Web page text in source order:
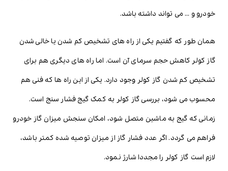
خودرو و … می تواند داشته باشد.
همان طور که گفتیم یکی از راه های تشخیص کم شدن یا خالی شدن
گاز کولر کاهش حجم سرمای آن است. اما راه های دیگری هم برای
تشخیص کم شدن گاز کولر وجود دارد. یکی از این راه ها که فنی هم
محسوب می شود، بررسی گاز کولر به کمک گیج فشار سنج است.
زمانی که گیج به ماشین متصل شود، امکان سنجش میزان گاز خودرو
فراهم می گردد. اگر عدد فشار گاز از میزان توصیه شده کمتر باشد،
لازم است گاز کولر را مجددا شارژ نمود.